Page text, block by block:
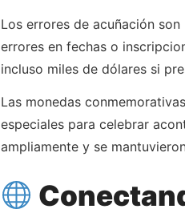
Los errores de acuñación
errores en fechas o
incluso miles de dólares si
Las monedas
especiales para celebrar
ampliamente y se